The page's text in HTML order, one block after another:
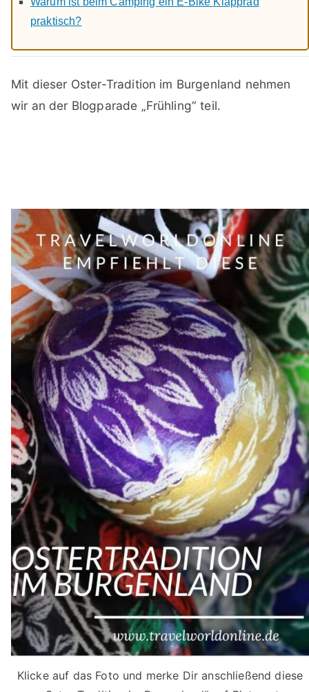
praktisch?
Mit dieser Oster-Tradition im Burgenland nehmen
wir an der Blogparade „Frühling“ teil.
Klicke auf das Foto und merke Dir anschließend diese